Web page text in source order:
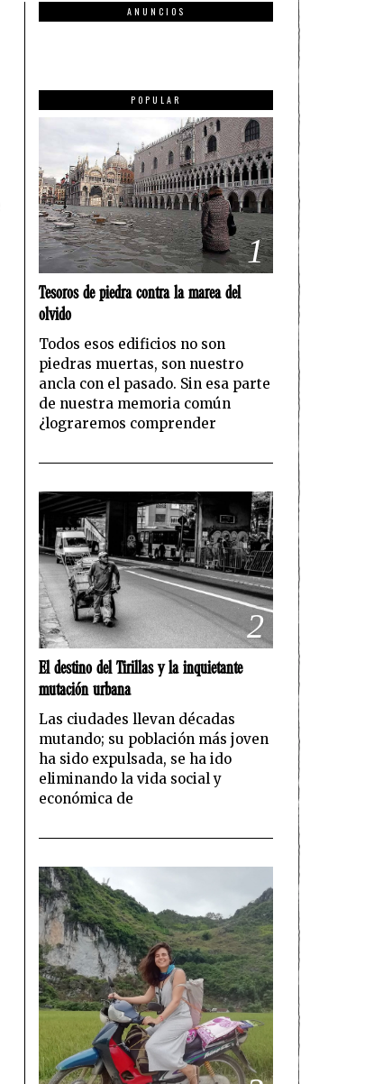
ANUNCIOS
POPULAR
1
Tesoros de piedra contra la marea del
olvido
Todos esos edificios no son
piedras muertas, son nuestro
ancla con el pasado. Sin esa parte
de nuestra memoria común
¿lograremos comprender
2
El destino del Tirillas y la inquietante
mutación urbana
Las ciudades llevan décadas
mutando; su población más joven
ha sido expulsada, se ha ido
eliminando la vida social y
económica de